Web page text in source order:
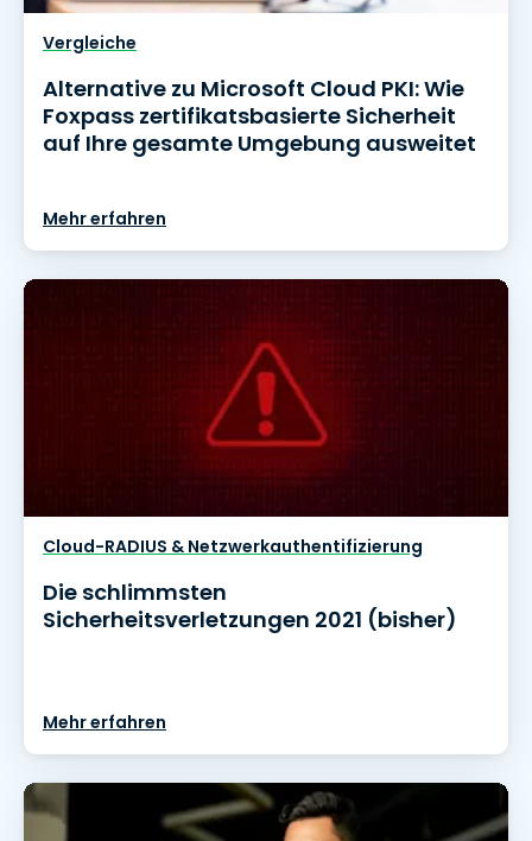
Vergleiche
Alternative zu Microsoft Cloud PKI: Wie
Foxpass zertifikatsbasierte Sicherheit
auf Ihre gesamte Umgebung ausweitet
Mehr erfahren
Cloud-RADIUS & Netzwerkauthentifizierung
Die schlimmsten
Sicherheitsverletzungen 2021 (bisher)
Mehr erfahren